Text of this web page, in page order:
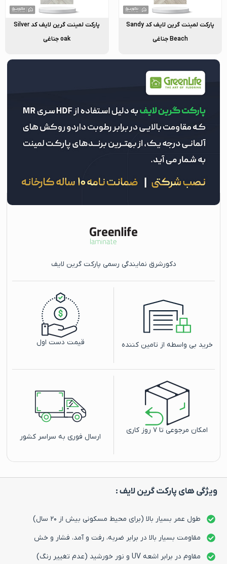
پارکت لمینت گرین لایف کد Sandy
Beach جناغی
پارکت لمینت گرین لایف کد Silver
oak جناغی
دکورشرق نمایندگی رسمی پارکت گرین لایف
خرید بی واسطه از تامین کننده قیمت دست اول
امکان مرجوعی تا ۷ روز کاری
ارسال فوری به سراسر کشور
ویژگی های پارکت گرین لایف :
طول عمر بسیار بالا (برای محیط مسکونی بیش از ۲۰ سال)
مقاومت بسیار بالا در برابر ضربه، رفت و آمد، فشار و خش
مقاوم در برابر اشعه UV و نور خورشید (عدم تغییر رنگ)